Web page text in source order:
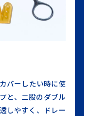
バーしたい時に使
と、二股のダブル
しやすく、ドレー